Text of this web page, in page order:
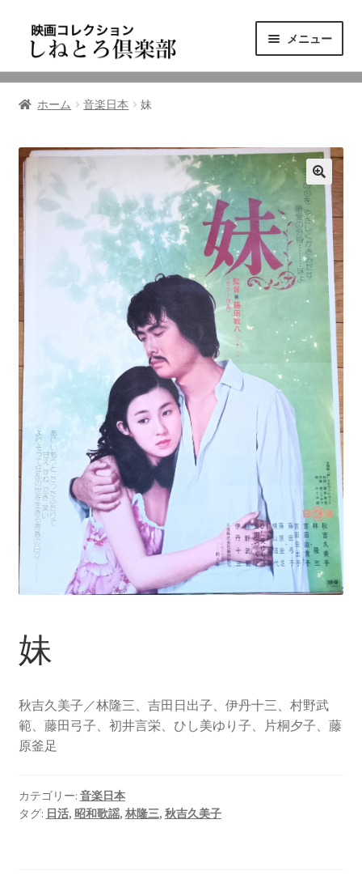
ゲ
シ
ン
へ
ス
ッ
プ
テ
ツ
ス
キ
ッ
メニュー
ニュース
東三河の映画館
しねとろ倶楽部について
リンクの旅
ホーム 音楽日本 妹
妹
秋吉久美子／林隆三、吉田日出子、伊丹十三、村野武
範、藤田弓子、初井言栄、ひし美ゆり子、片桐夕子、藤
原釜足
カテゴリー: 音楽日本
タグ: 日活, 昭和歌謡, 林隆三, 秋吉久美子